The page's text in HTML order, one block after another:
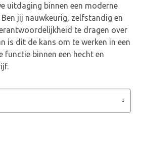
uitdaging binnen een moderne
jij nauwkeurig, zelfstandig en
te dragen over
is dit de kans om te werken in een
functie binnen een hecht en